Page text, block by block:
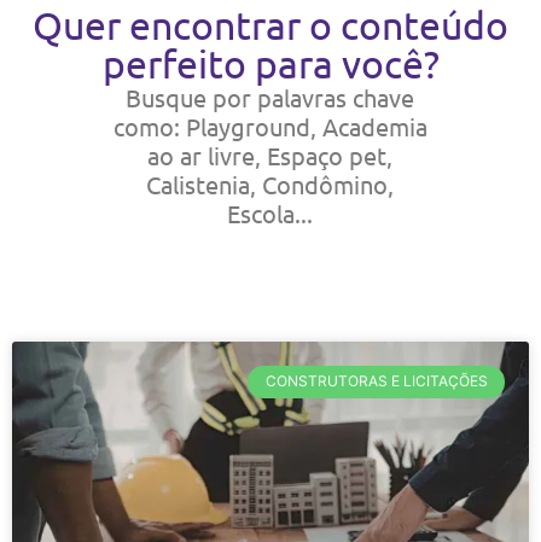
Quer encontrar o conteúdo
perfeito para você?
Busque por palavras chave
como: Playground, Academia
ao ar livre, Espaço pet,
Calistenia, Condômino,
Escola...
CONSTRUTORAS E LICITAÇÕES